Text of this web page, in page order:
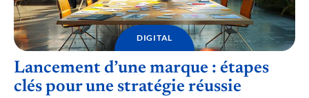
DIGITAL
Lancement d’une marque : étapes
clés pour une stratégie réussie